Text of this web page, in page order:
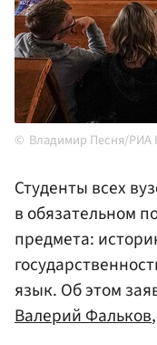
Владимир Песня/РИА
Студенты всех
в обязательном
предмета:
язык. Об этом
Валерий Фальков